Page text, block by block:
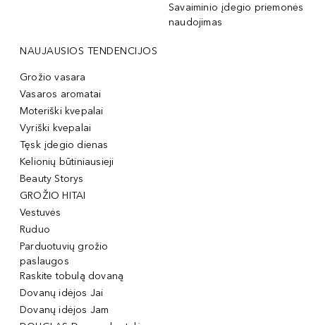
Savaiminio įdegio priemonės
naudojimas
NAUJAUSIOS TENDENCIJOS
Grožio vasara
Vasaros aromatai
Moteriški kvepalai
Vyriški kvepalai
Tęsk įdegio dienas
Kelionių būtiniausieji
Beauty Storys
GROŽIO HITAI
Vestuvės
Ruduo
Parduotuvių grožio
paslaugos
Raskite tobulą dovaną
Dovanų idėjos Jai
Dovanų idėjos Jam